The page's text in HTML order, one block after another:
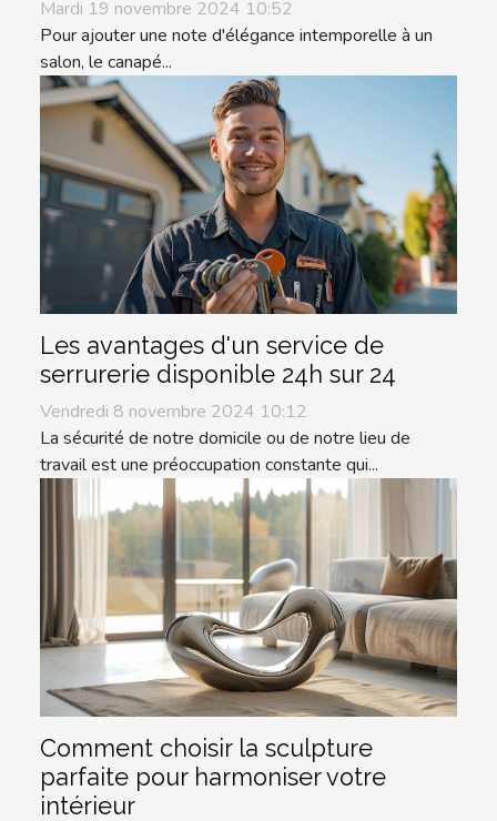
Mardi 19 novembre 2024 10:52
Pour ajouter une note d'élégance intemporelle à un
salon, le canapé...
Les avantages d'un service de
serrurerie disponible 24h sur 24
Vendredi 8 novembre 2024 10:12
La sécurité de notre domicile ou de notre lieu de
travail est une préoccupation constante qui...
Comment choisir la sculpture
parfaite pour harmoniser votre
intérieur